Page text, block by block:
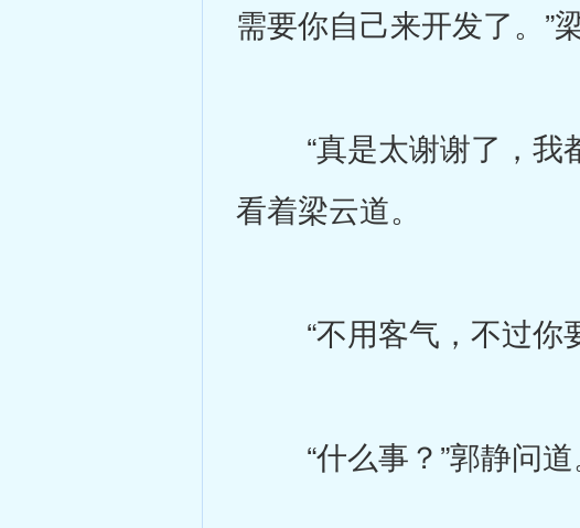
需要你自己来开发了。”
“真是太谢谢了，我都
看着梁云道。
“不用客气，不过你要
“什么事？”郭静问道